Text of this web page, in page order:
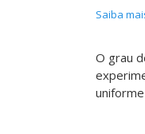
Saiba
O grau